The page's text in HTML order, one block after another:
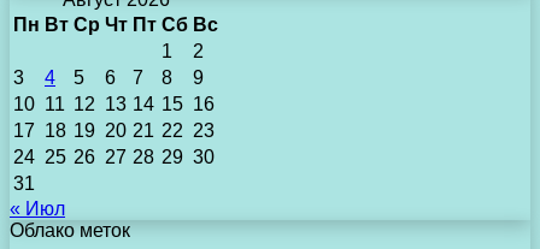
Пн Вт Ср Чт Пт Сб Вс
1
2
3
4 5 6 7 8
9
10 11 12 13 14 15 16
17 18 19 20 21 22 23
24 25 26 27 28 29 30
31
« Июл
Облако меток